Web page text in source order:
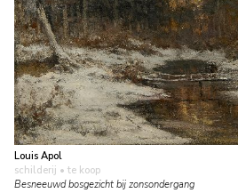
Louis Apol
schilderij • te koop
Besneeuwd bosgezicht bij zonsondergang